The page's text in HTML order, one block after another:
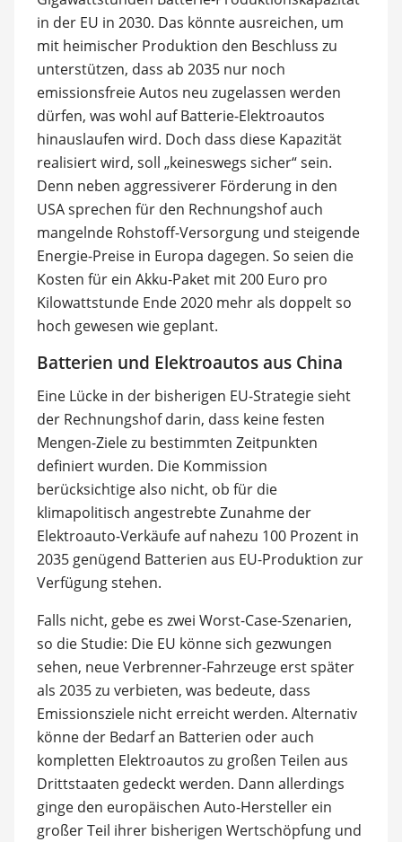
in der EU in 2030. Das könnte ausreichen, um
mit heimischer Produktion den Beschluss zu
unterstützen, dass ab 2035 nur noch
emissionsfreie Autos neu zugelassen werden
dürfen, was wohl auf Batterie-Elektroautos
hinauslaufen wird. Doch dass diese Kapazität
realisiert wird, soll „keineswegs sicher“ sein.
Denn neben aggressiverer Förderung in den
USA sprechen für den Rechnungshof auch
mangelnde Rohstoff-Versorgung und steigende
Energie-Preise in Europa dagegen. So seien die
Kosten für ein Akku-Paket mit 200 Euro pro
Kilowattstunde Ende 2020 mehr als doppelt so
hoch gewesen wie geplant.
Batterien und Elektroautos aus China
Eine Lücke in der bisherigen EU-Strategie sieht
der Rechnungshof darin, dass keine festen
Mengen-Ziele zu bestimmten Zeitpunkten
definiert wurden. Die Kommission
berücksichtige also nicht, ob für die
klimapolitisch angestrebte Zunahme der
Elektroauto-Verkäufe auf nahezu 100 Prozent in
2035 genügend Batterien aus EU-Produktion zur
Verfügung stehen.
Falls nicht, gebe es zwei Worst-Case-Szenarien,
so die Studie: Die EU könne sich gezwungen
sehen, neue Verbrenner-Fahrzeuge erst später
als 2035 zu verbieten, was bedeute, dass
Emissionsziele nicht erreicht werden. Alternativ
könne der Bedarf an Batterien oder auch
kompletten Elektroautos zu großen Teilen aus
Drittstaaten gedeckt werden. Dann allerdings
ginge den europäischen Auto-Hersteller ein
großer Teil ihrer bisherigen Wertschöpfung und